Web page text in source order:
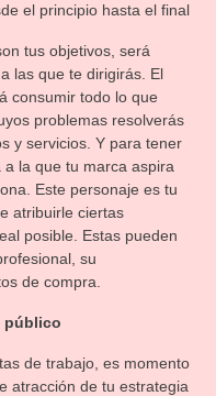
el principio hasta el final
tus objetivos, será
las que te dirigirás. El
consumir todo lo que
problemas resolverás
y servicios. Y para tener
la que tu marca aspira
Este personaje es tu
atribuirle ciertas
posible. Estas pueden
su
de compra.
público
de trabajo, es momento
atracción de tu estrategia